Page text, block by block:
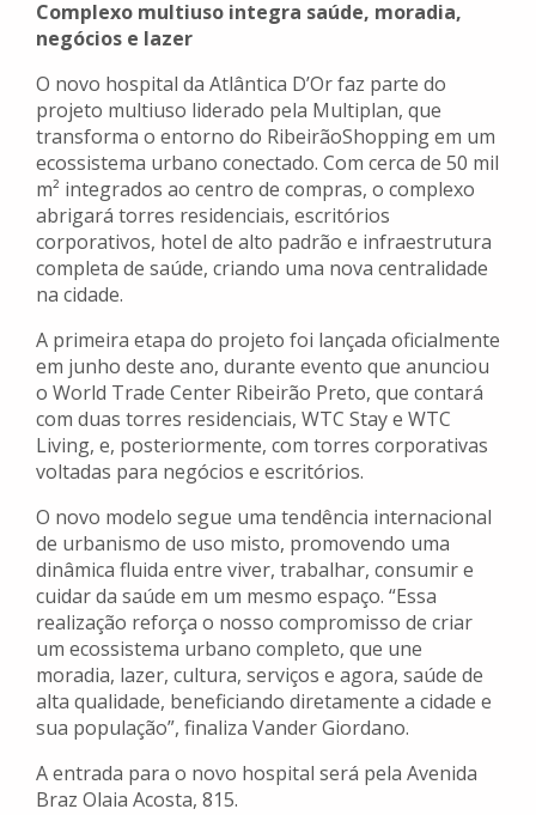
Complexo multiuso integra saúde, moradia,
negócios e lazer
O novo hospital da Atlântica D’Or faz parte do
projeto multiuso liderado pela Multiplan, que
transforma o entorno do RibeirãoShopping em um
ecossistema urbano conectado. Com cerca de 50 mil
m² integrados ao centro de compras, o complexo
abrigará torres residenciais, escritórios
corporativos, hotel de alto padrão e infraestrutura
completa de saúde, criando uma nova centralidade
na cidade.
A primeira etapa do projeto foi lançada oficialmente
em junho deste ano, durante evento que anunciou
o World Trade Center Ribeirão Preto, que contará
com duas torres residenciais, WTC Stay e WTC
Living, e, posteriormente, com torres corporativas
voltadas para negócios e escritórios.
O novo modelo segue uma tendência internacional
de urbanismo de uso misto, promovendo uma
dinâmica fluida entre viver, trabalhar, consumir e
cuidar da saúde em um mesmo espaço. “Essa
realização reforça o nosso compromisso de criar
um ecossistema urbano completo, que une
moradia, lazer, cultura, serviços e agora, saúde de
alta qualidade, beneficiando diretamente a cidade e
sua população”, finaliza Vander Giordano.
A entrada para o novo hospital será pela Avenida
Braz Olaia Acosta, 815.